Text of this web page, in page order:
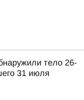
тело 26-
31 июля